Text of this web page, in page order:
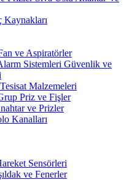
Kaynakları
ve Aspiratörler
Güvenlik ve
Tesisat Malzemeleri
Priz ve Fişler
ve Prizler
Kanalları
Sensörleri
ve Fenerler